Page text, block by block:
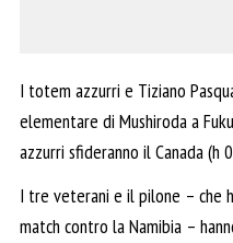
I totem azzurri e Tiziano
elementare di Mushiroda a
azzurri sfideranno il Canada (h
I tre veterani e il pilone – che
match contro la Namibia –